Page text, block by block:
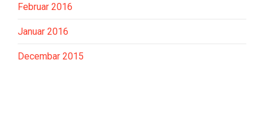
Februar 2016
Januar 2016
Decembar 2015